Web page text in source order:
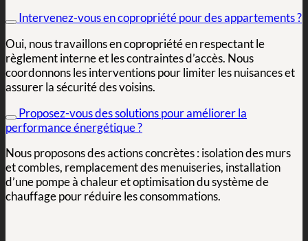
Intervenez-vous en copropriété pour des appartements ?
Oui, nous travaillons en copropriété en respectant le
règlement interne et les contraintes d’accès. Nous
coordonnons les interventions pour limiter les nuisances et
assurer la sécurité des voisins.
Proposez-vous des solutions pour améliorer la
performance énergétique ?
Nous proposons des actions concrètes : isolation des murs
et combles, remplacement des menuiseries, installation
d’une pompe à chaleur et optimisation du système de
chauffage pour réduire les consommations.